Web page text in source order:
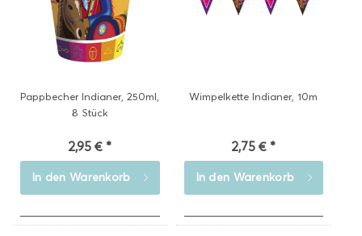
Pappbecher Indianer, 250ml,
8 Stück
2,95 € *
In den Warenkorb
Wimpelkette Indianer, 10m
2,75 € *
In den Warenkorb